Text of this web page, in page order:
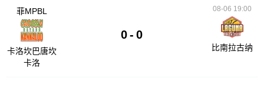
菲MPBL
卡洛坎巴唐坎
卡洛
0 - 0
08-06 19:00
比南拉古纳